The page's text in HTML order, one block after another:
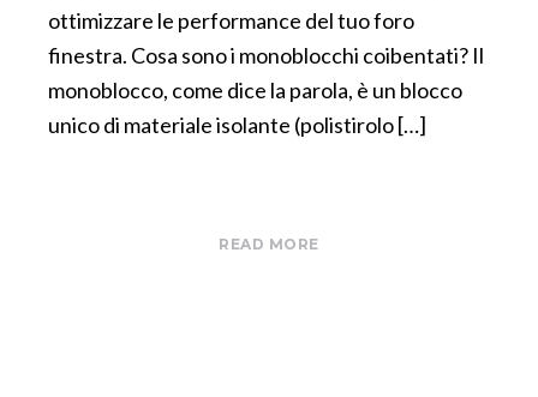
ottimizzare le performance del tuo foro
finestra. Cosa sono i monoblocchi coibentati? Il
monoblocco, come dice la parola, è un blocco
unico di materiale isolante (polistirolo […]
READ MORE